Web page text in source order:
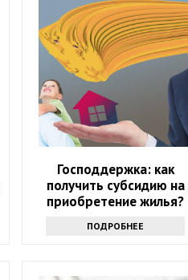
Господдержка: как
получить субсидию на
приобретение жилья?
ПОДРОБНЕЕ